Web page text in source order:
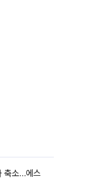
축소…에스